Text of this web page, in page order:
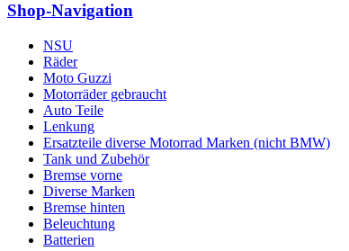
Shop-Navigation
NSU
Räder
Moto Guzzi
Motorräder gebraucht
Auto Teile
Lenkung
Ersatzteile diverse Motorrad Marken (nicht BMW)
Tank und Zubehör
Bremse vorne
Diverse Marken
Bremse hinten
Beleuchtung
Batterien